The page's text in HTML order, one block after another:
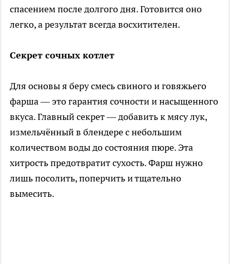
спасением после долгого дня. Готовится оно
легко, а результат всегда восхитителен.
Секрет сочных котлет
Для основы я беру смесь свиного и говяжьего
фарша — это гарантия сочности и насыщенного
вкуса. Главный секрет — добавить к мясу лук,
измельчённый в блендере с небольшим
количеством воды до состояния пюре. Эта
хитрость предотвратит сухость. Фарш нужно
лишь посолить, поперчить и тщательно
вымесить.